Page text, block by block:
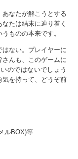
なたが解こうとする
たは結末に辿り着く
ものの本来です。
ない。プレイヤーに
んも、このゲームに
のではないでしょう
を持って、どうぞ前
ルBOX)等